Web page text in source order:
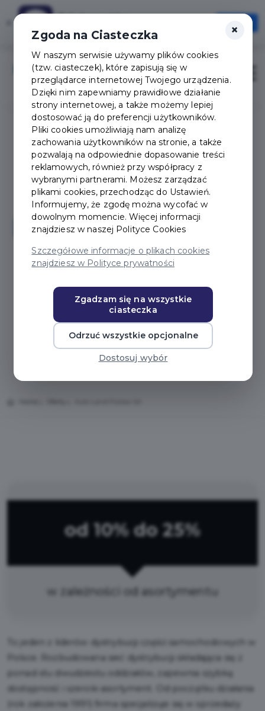
Szybciej, wygodniej, zawsze pod ręką
Otwórz
Zaloguj
od 10% do 25%
w zależności od asortymentu
To jeden z liderów dystrybucji części samochodowych w
Polsce. Rozbudowana sieć dystrybucji składająca się z
ponad stu dwudziestu oddziałów, zapewnia szybką
dostępność i szeroki asortyment. Od początku działania
(rok założenia 1991) firma specjalizuje się w sprzedaży
×
Zgoda na Ciasteczka
W naszym serwisie używamy plików cookies
(tzw. ciasteczek), które zapisują się w
przeglądarce internetowej Twojego urządzenia.
Dzięki nim zapewniamy prawidłowe działanie
strony internetowej, a także możemy lepiej
dostosować ją do preferencji użytkowników.
Pliki cookies umożliwiają nam analizę
zachowania użytkowników na stronie, a także
pozwalają na odpowiednie dopasowanie treści
reklamowych, również przy współpracy z
wybranymi partnerami. Możesz zarządzać
plikami cookies, przechodząc do Ustawień.
Informujemy, że zgodę można wycofać w
dowolnym momencie. Więcej informacji
znajdziesz w naszej Polityce Cookies
Szczegółowe informacje o plikach cookies
znajdziesz w Polityce prywatności
Zgadzam się na wszystkie
ciasteczka
Odrzuć wszystkie opcjonalne
Dostosuj wybór